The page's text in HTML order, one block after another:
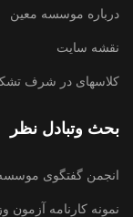
درباره موسسه معین
نقشه سایت
کلاسهای در شرف
بحث وتبادل نظر
انجمن گفتگوی
نمونه کارنامه آزمون